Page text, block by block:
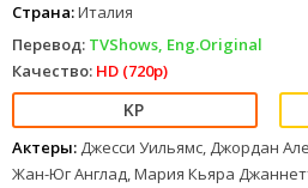
Страна:Италия
Перевод: TVShows, Eng.Original
Качество: HD (720p)
Актеры: Джесси Уильямс, Джордан
Жан-Юг Англад, Мария Кьяра